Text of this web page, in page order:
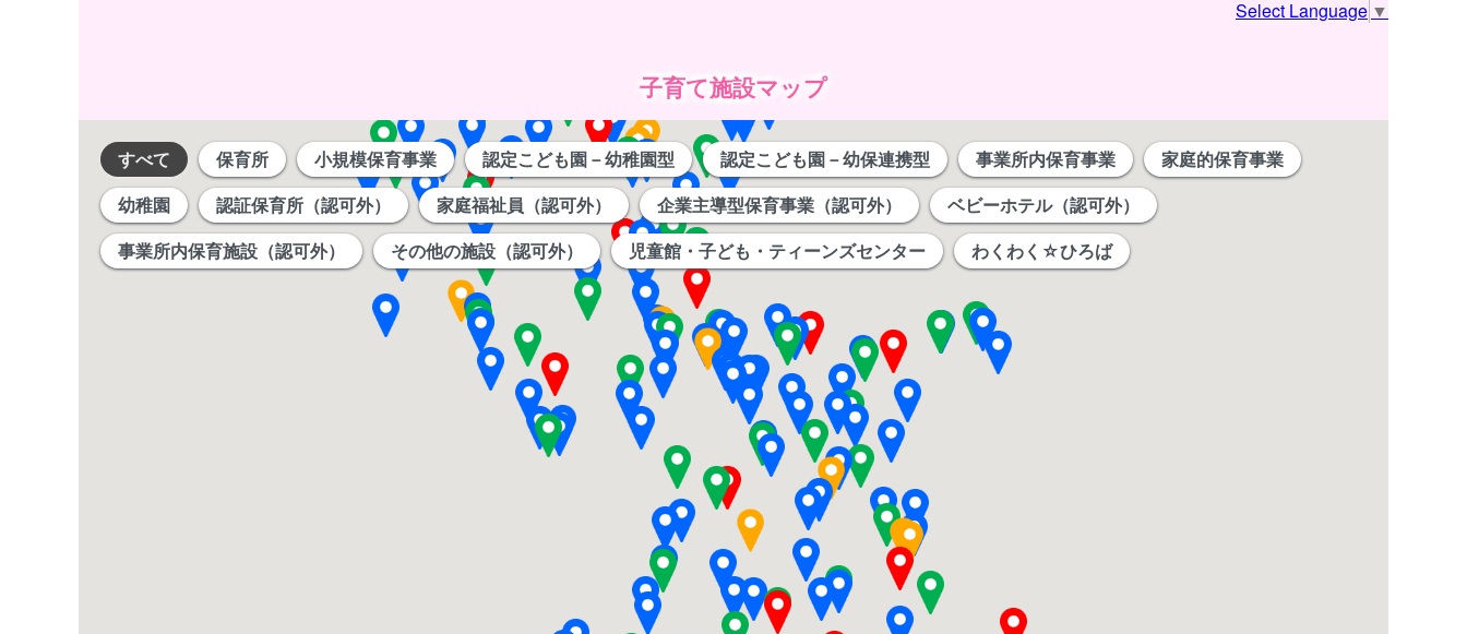
Select Language ▼
子育て施設マップ
すべて 保育所 小規模保育事業 認定こども園－幼稚園型 認定こども園－幼保連携型 事業所内保育事業 家庭的保育事業
幼稚園 認証保育所（認可外） 家庭福祉員（認可外） 企業主導型保育事業（認可外） ベビーホテル（認可外）
事業所内保育施設（認可外） その他の施設（認可外） 児童館・子ども・ティーンズセンター わくわく☆ひろば